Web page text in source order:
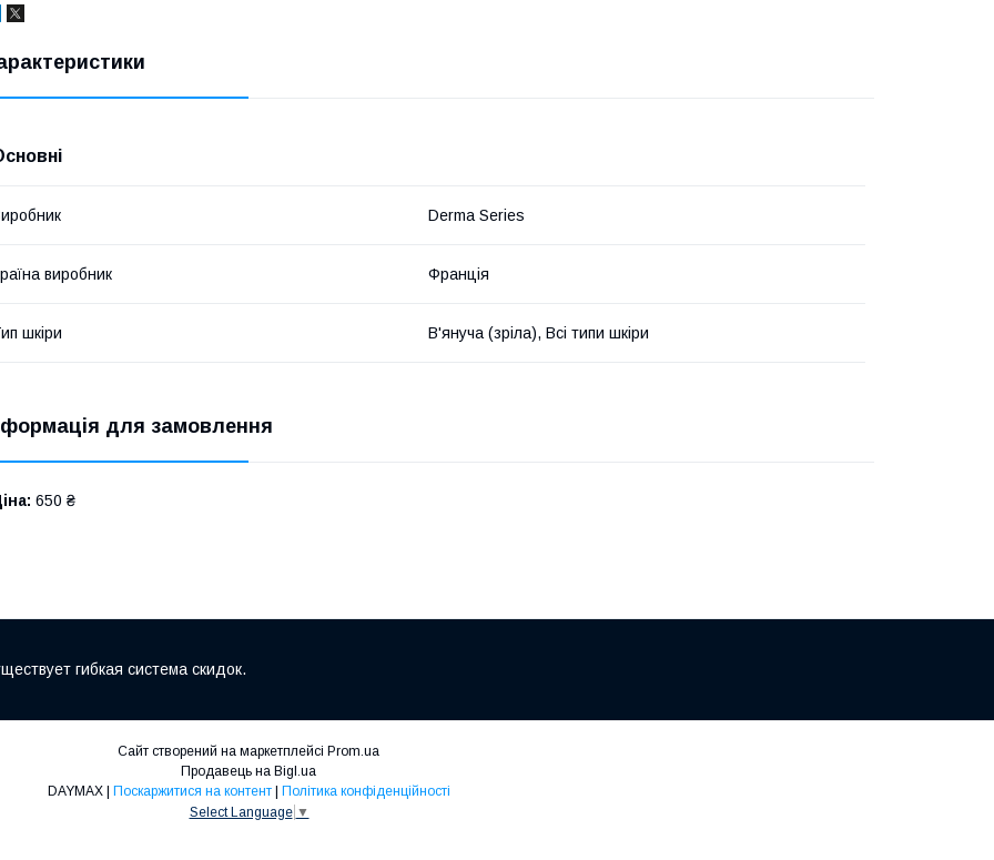
Derma Series
виробник Франція
шкіри В'януча (зріла), Всі типи шкіри
для замовлення
650 ₴
гибкая система скидок.
Сайт створений на маркетплейсі Prom.ua
Продавець на Bigl.ua
DAYMAX | Поскаржитися на контент | Політика конфіденційності
Select Language ▼